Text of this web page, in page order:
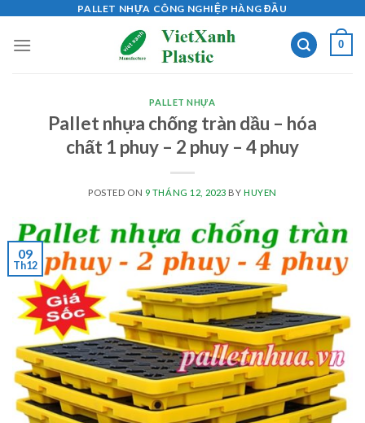
content
PALLET NHỰA CÔNG NGHIỆP HÀNG ĐẦU
0
PALLET NHỰA
Pallet nhựa chống tràn dầu – hóa
chất 1 phuy – 2 phuy – 4 phuy
POSTED ON 9 THÁNG 12, 2023 BY HUYEN
09
Th12